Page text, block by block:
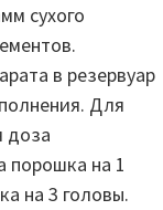
сухого
в резервуар
Для
доза
порошка на 1
на 3 головы.